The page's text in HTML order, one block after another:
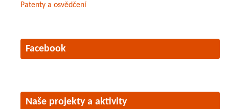
Patenty a osvědčení
Facebook
Naše projekty a aktivity